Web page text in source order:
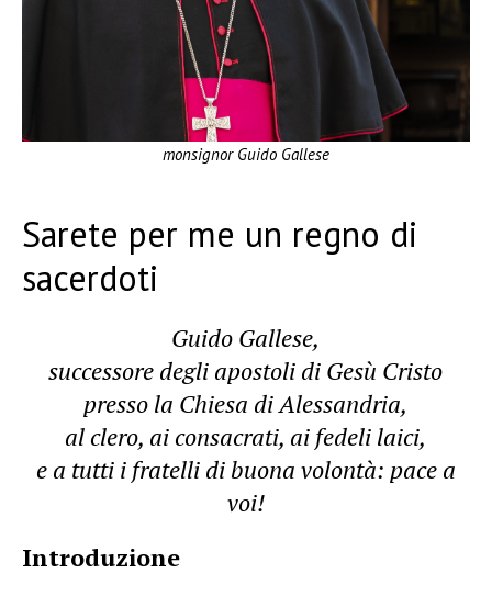
monsignor Guido Gallese
Sarete per me un regno di
sacerdoti
Guido Gallese,
successore degli apostoli di Gesù Cristo
presso la Chiesa di Alessandria,
al clero, ai consacrati, ai fedeli laici,
e a tutti i fratelli di buona volontà: pace a
voi!
Introduzione